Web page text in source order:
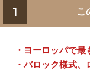
1 こ
・ヨーロッパで最
・バロック様式